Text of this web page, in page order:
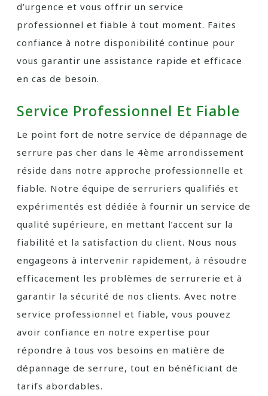
d’urgence et vous offrir un service
professionnel et fiable à tout moment. Faites
confiance à notre disponibilité continue pour
vous garantir une assistance rapide et efficace
en cas de besoin.
Service Professionnel Et Fiable
Le point fort de notre service de dépannage de
serrure pas cher dans le 4ème arrondissement
réside dans notre approche professionnelle et
fiable. Notre équipe de serruriers qualifiés et
expérimentés est dédiée à fournir un service de
qualité supérieure, en mettant l’accent sur la
fiabilité et la satisfaction du client. Nous nous
engageons à intervenir rapidement, à résoudre
efficacement les problèmes de serrurerie et à
garantir la sécurité de nos clients. Avec notre
service professionnel et fiable, vous pouvez
avoir confiance en notre expertise pour
répondre à tous vos besoins en matière de
dépannage de serrure, tout en bénéficiant de
tarifs abordables.